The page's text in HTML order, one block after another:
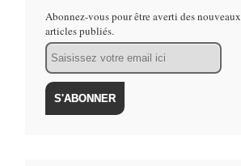
Abonnez-vous pour être averti des nouveaux
articles publiés.
Email